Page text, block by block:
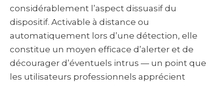
considérablement l’aspect dissuasif du
dispositif. Activable à distance ou
automatiquement lors d’une détection, elle
constitue un moyen efficace d’alerter et de
décourager d’éventuels intrus — un point que
les utilisateurs professionnels apprécient